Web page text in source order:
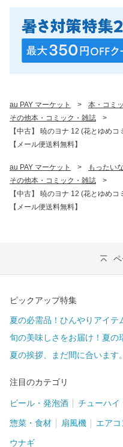
au PAY マーケット > 本・コミ
その他本・コミック・雑誌
>
【中古】 暁のヨナ 12 (花とゆめ
【メール便送料無料】
au PAY マーケット > もったい
その他本・コミック・雑誌
>
【中古】 暁のヨナ 12 (花とゆめ
【メール便送料無料】
ピックアップ特集
夏の必需品！ひんやりアイテ
旬の美味しさをお届け！夏の
夏の挨拶、まだ間に合います。
注目のカテゴリ
ビール・発泡酒 チューハイ
惣菜・食材 扇風機 エアコ
ウナギ